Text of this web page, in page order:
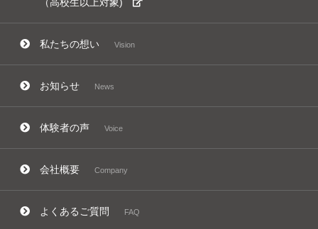
私たちの想い Vision
お知らせ News
体験者の声 Voice
会社概要 Company
よくあるご質問 FAQ